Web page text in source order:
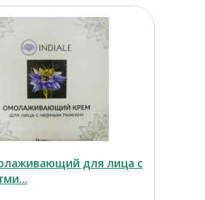
для лица с